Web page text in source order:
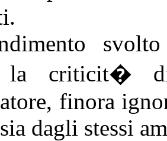
la criticit�
finora
dagli stessi